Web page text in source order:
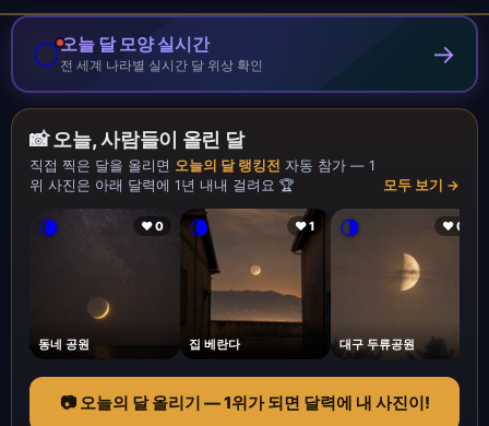
🌕오늘 달 모양 실시간
전 세계 나라별 실시간 달 위상 확인 →
📸 오늘, 사람들이 올린 달
직접 찍은 달을 올리면 오늘의 달 랭킹전 자동 참가 — 1
위 사진은 아래 달력에 1년 내내 걸려요 🏆
모두 보기 →
🌘 ❤ 0
동네 공원
🌘 ❤ 1
집 베란다
🌗 ❤ 0
대구 두류공원
📷 오늘의 달 올리기 — 1위가 되면 달력에 내 사진이!